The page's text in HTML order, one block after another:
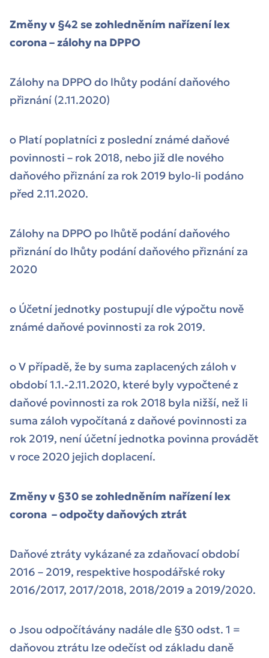
Změny v §42 se zohledněním nařízení lex
corona – zálohy na DPPO
Zálohy na DPPO do lhůty podání daňového
přiznání (2.11.2020)
o Platí poplatníci z poslední známé daňové
povinnosti – rok 2018, nebo již dle nového
daňového přiznání za rok 2019 bylo-li podáno
před 2.11.2020.
Zálohy na DPPO po lhůtě podání daňového
přiznání do lhůty podání daňového přiznání za
2020
o Účetní jednotky postupují dle výpočtu nově
známé daňové povinnosti za rok 2019.
o V případě, že by suma zaplacených záloh v
období 1.1.-2.11.2020, které byly vypočtené z
daňové povinnosti za rok 2018 byla nižší, než li
suma záloh vypočítaná z daňové povinnosti za
rok 2019, není účetní jednotka povinna provádět
v roce 2020 jejich doplacení.
Změny v §30 se zohledněním nařízení lex
corona – odpočty daňových ztrát
Daňové ztráty vykázané za zdaňovací období
2016 – 2019, respektive hospodářské roky
2016/2017, 2017/2018, 2018/2019 a 2019/2020.
o Jsou odpočítávány nadále dle §30 odst. 1 =
daňovou ztrátu lze odečíst od základu daně